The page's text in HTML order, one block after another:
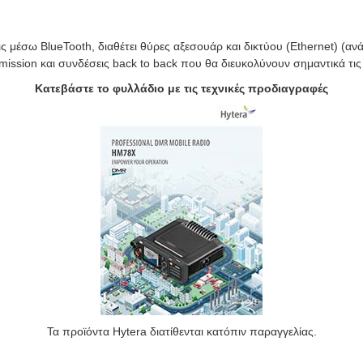
μέσω BlueTooth, διαθέτει θύρες αξεσουάρ και δικτύου (Ethernet)
και συνδέσεις back to back που θα διευκολύνουν σημαντικά
Κατεβάστε το φυλλάδιο με τις τεχνικές προδιαγραφές
Τα προϊόντα Hytera διατίθενται κατόπιν παραγγελίας.